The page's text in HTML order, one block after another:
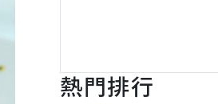
熱門排行